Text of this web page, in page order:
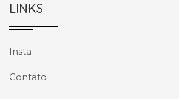
LINKS
Insta
Contato